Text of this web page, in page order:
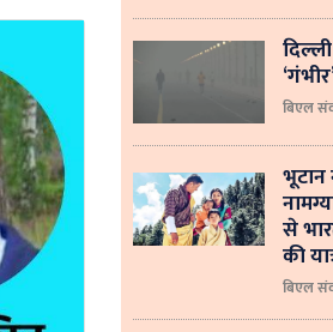
बिएल
से
की
बिएल